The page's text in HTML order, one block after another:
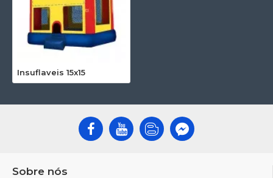
Insuflaveis 15x15
Sobre nós